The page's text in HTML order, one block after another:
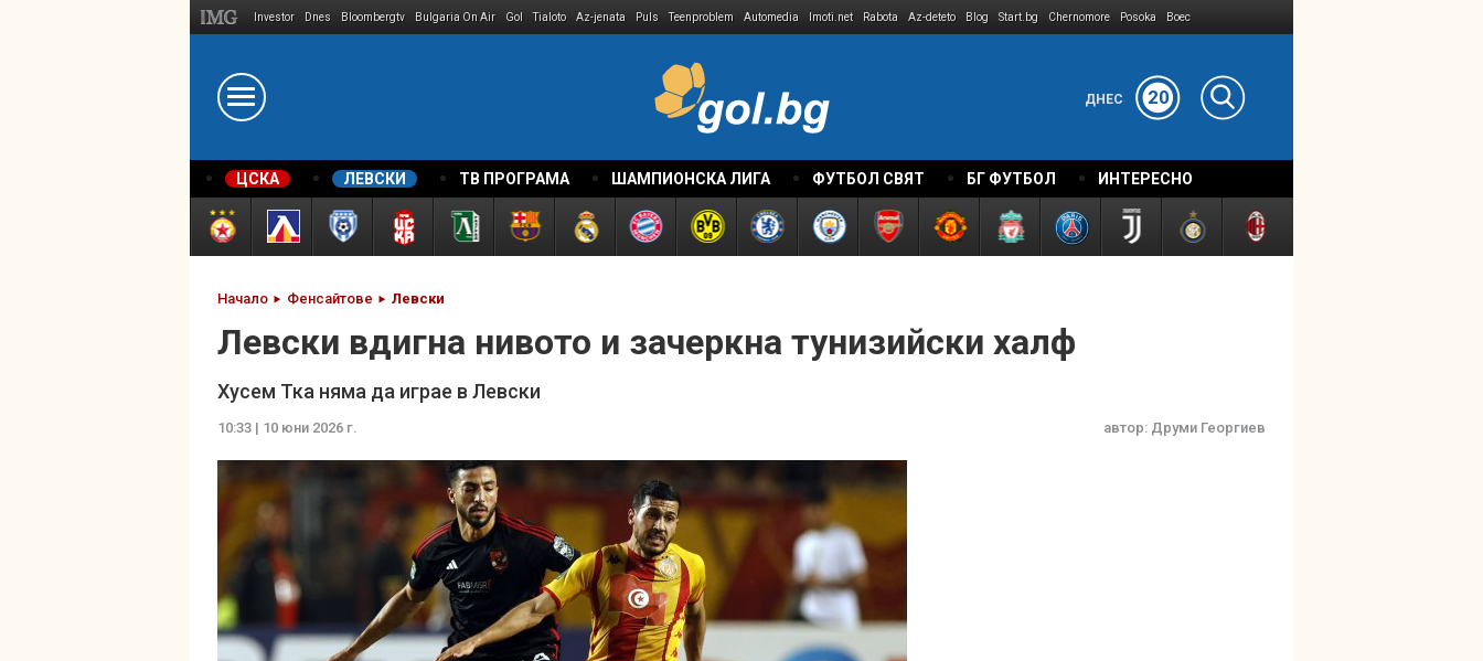
Investor Dnes Bloombergtv Bulgaria On Air Gol Tialoto Az-jenata Puls Teenproblem Automedia Imoti.net Rabota Az-deteto Blog Start.bg Chernomore Posoka Boec
ДНЕС 20
ЦСКА ЛЕВСКИ ТВ ПРОГРАМА ШАМПИОНСКА ЛИГА ФУТБОЛ СВЯТ БГ ФУТБОЛ ИНТЕРЕСНО
Начало Фенсайтове Левски
Левски вдигна нивото и зачеркна тунизийски халф
Хусем Тка няма да играе в Левски
10:33 | 10 юни 2026 г. автор: Друми Георгиев